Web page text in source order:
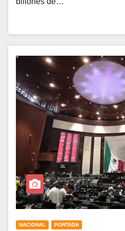
NACIONAL PORTADA